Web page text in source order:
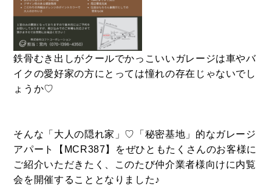
BUY
SELL 物件の売却
鉄骨むき出しがクールでかっこいいガレージは車やバ
イクの愛好家の方にとっては憧れの存在じゃないでし
ょうか♡
そんな「大人の隠れ家」♡「秘密基地」的なガレージ
アパート【MCR387】をぜひともたくさんのお客様に
ご紹介いただきたく、このたび仲介業者様向けに内覧
会を開催することとなりました♪